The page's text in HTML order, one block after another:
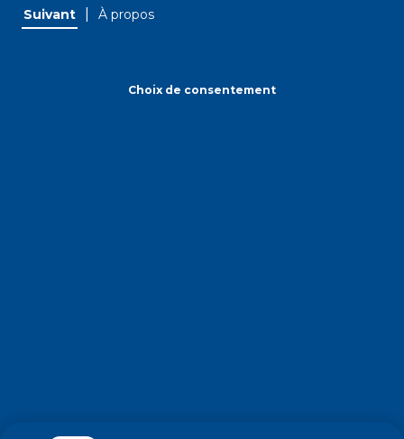
Suivant À propos
Choix de consentement